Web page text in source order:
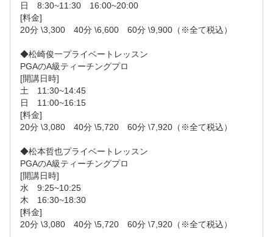
日　8:30~11:30　16:00~20:00
[料金]
20分 \3,300　40分 \6,600　60分 \9,900（※全て税込）
◆松崎俊一プライベートレッスン
PGAのA級ティーチングプロ
[開講日時]
土　11:30~14:45
日　11:00~16:15
[料金]
20分 \3,080　40分 \5,720　60分 \7,920（※全て税込）
◆松本哲也プライベートレッスン
PGAのA級ティーチングプロ
[開講日時]
水　9:25~10:25
木　16:30~18:30
[料金]
20分 \3,080　40分 \5,720　60分 \7,920（※全て税込）